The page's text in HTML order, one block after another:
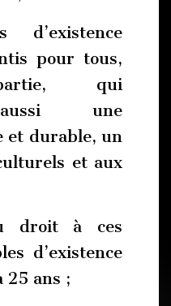
pour tous,
qui
une
et durable, un
et aux
droit à ces
d’existence
25 ans ;